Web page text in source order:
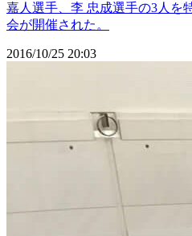
嘉人選手、李 忠成選手の3人を
会が開催された。
2016/10/25 20:03